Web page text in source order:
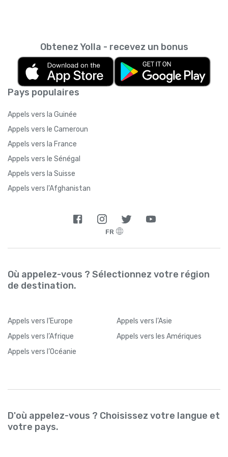
Pays populaires
Appels vers la Guinée
Appels vers le Cameroun
Appels vers la France
Appels vers le Sénégal
Appels vers la Suisse
Appels vers l'Afghanistan
Obtenez Yolla - recevez un bonus
FR
Où appelez-vous ? Sélectionnez votre région
de destination.
Appels vers l’Europe Appels vers l’Asie
Appels vers l’Afrique Appels vers les Amériques
Appels vers l’Océanie
D'où appelez-vous ? Choisissez votre langue et
votre pays.